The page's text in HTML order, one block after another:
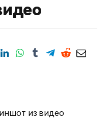
из видео